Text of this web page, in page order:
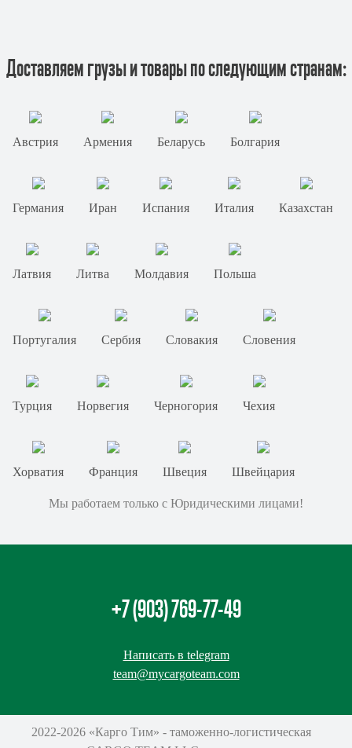
Доставляем грузы и товары по следующим странам:
Австрия Армения Беларусь Болгария
Германия Иран Испания Италия Казахстан
Латвия Литва Молдавия Польша
Португалия Сербия Словакия Словения
Турция Норвегия Черногория Чехия
Хорватия Франция Швеция Швейцария
Мы работаем только с Юридическими лицами!
+7 (903) 769-77-49
Написать в telegram
team@mycargoteam.сom
2022-2026 «Карго Тим» - таможенно-логистическая